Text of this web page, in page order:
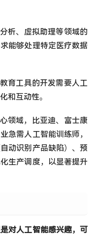
析、虚拟助理等领域的
能够处理特定医疗数据
育工具的开发需要人工
和互动性。
领域，比亚迪、富士康
急需人工智能训练师，
动识别产品缺陷）、预
生产调度，以显著提升
对人工智能感兴趣，可